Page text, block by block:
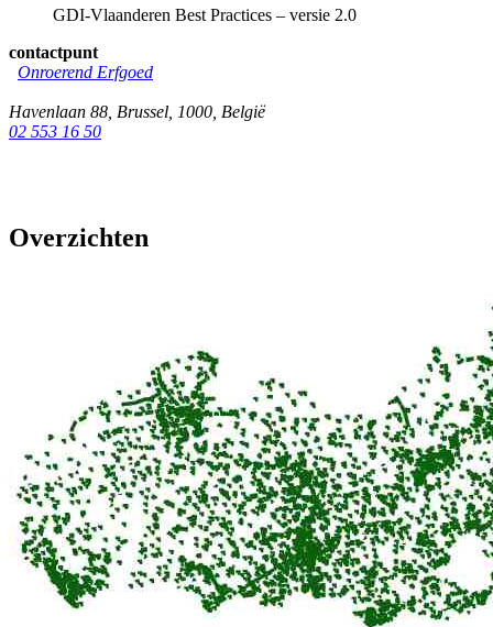
GDI-Vlaanderen Best Practices – versie 2.0
contactpunt
Onroerend Erfgoed
Havenlaan 88 Brussel 1000 België
02 553 16 50
Overzichten